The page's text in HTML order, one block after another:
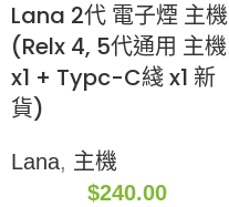
Lana 2代 電子煙 主機
(Relx 4, 5代通用 主機
x1 + Typc-C綫 x1 新
貨)
Lana, 主機
$240.00